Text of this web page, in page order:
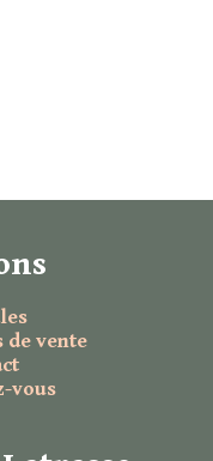
de vente
vous